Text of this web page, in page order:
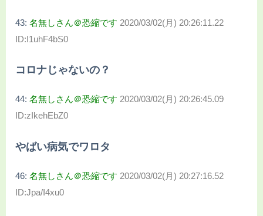
43: 名無しさん＠恐縮です 2020/03/02(月) 20:26:11.22
ID:I1uhF4bS0
コロナじゃないの？
44: 名無しさん＠恐縮です 2020/03/02(月) 20:26:45.09
ID:zIkehEbZ0
やばい病気でワロタ
46: 名無しさん＠恐縮です 2020/03/02(月) 20:27:16.52
ID:Jpa/I4xu0